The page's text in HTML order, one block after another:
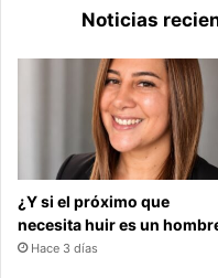
Noticias
¿Y si el próximo que
necesita huir es un
Hace 3 días